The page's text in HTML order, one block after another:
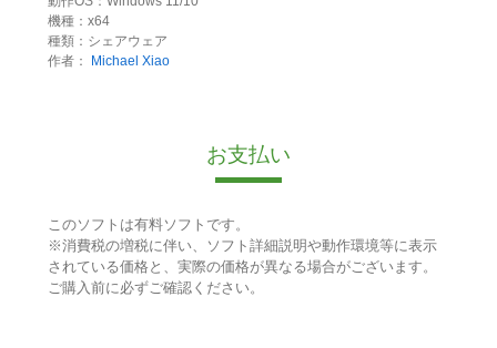
機種：x64
種類：シェアウェア
作者：
Michael Xiao
お支払い
このソフトは有料ソフトです。
※消費税の増税に伴い、ソフト詳細説明や動作環境等に表示
されている価格と、実際の価格が異なる場合がございます。
ご購入前に必ずご確認ください。